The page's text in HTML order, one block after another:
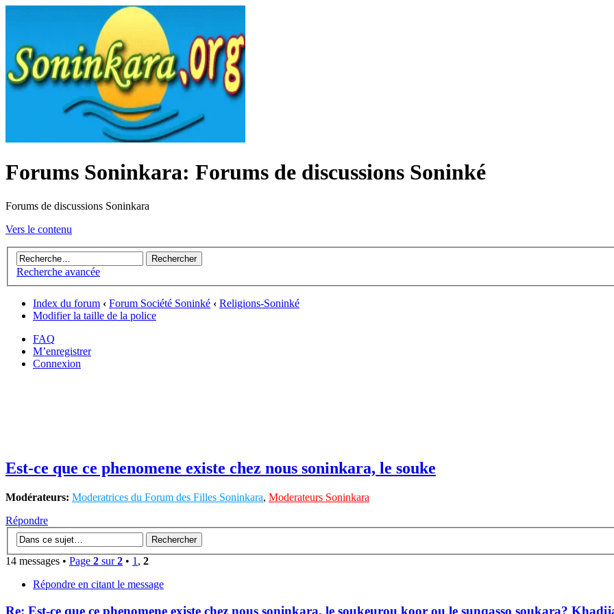
Forums Soninkara: Forums de discussions Soninké
Forums de discussions Soninkara
Vers le contenu
Recherche avancée
Index du forum ‹ Forum Société Soninké ‹ Religions-Soninké
Modifier la taille de la police
FAQ
M’enregistrer
Connexion
Est-ce que ce phenomene existe chez nous soninkara, le souke
Modérateurs: Moderatrices du Forum des Filles Soninkara, Moderateurs Soninkara
Répondre
14 messages • Page 2 sur2 • 1 , 2
Répondre en citant le message
Re: Est-ce que ce phenomene existe chez nous soninkara, le soukeurou koor ou le sunqasso soukara?